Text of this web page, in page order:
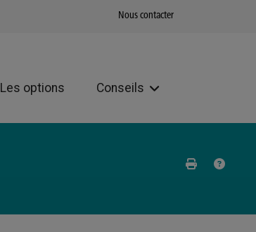
Nous contacter
Les options Conseils